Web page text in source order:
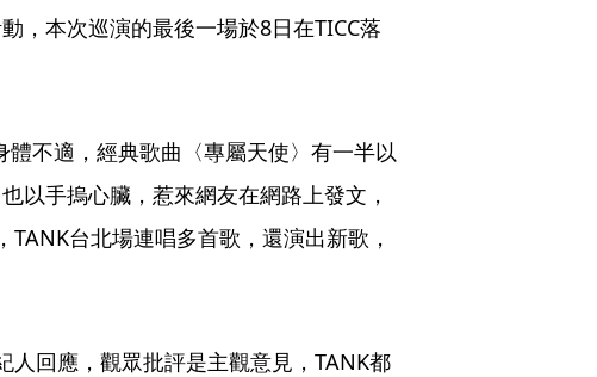
，本次巡演的最後一場於8日在TICC落
不適，經典歌曲〈專屬天使〉有一半以
以手摀心臟，惹來網友在網路上發文，
台北場連唱多首歌，還演出新歌，
人回應，觀眾批評是主觀意見，TANK都